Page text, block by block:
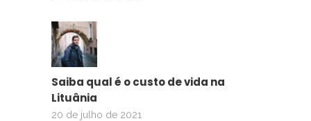
Saiba qual é o custo de vida na
Lituânia
20 de julho de 2021